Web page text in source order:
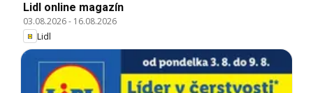
Lidl online magazín
03.08.2026- 16.08.2026
Lidl